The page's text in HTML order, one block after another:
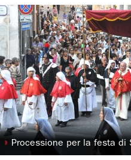
◗ Processione per la festa di